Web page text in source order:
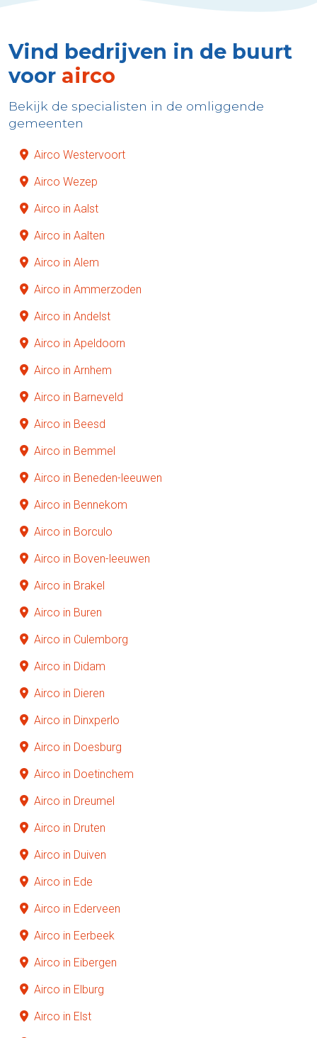
Vind bedrijven in de buurt
voor airco
Bekijk de specialisten in de omliggende
gemeenten
Airco Westervoort
Airco Wezep
Airco in Aalst
Airco in Aalten
Airco in Alem
Airco in Ammerzoden
Airco in Andelst
Airco in Apeldoorn
Airco in Arnhem
Airco in Barneveld
Airco in Beesd
Airco in Bemmel
Airco in Beneden-leeuwen
Airco in Bennekom
Airco in Borculo
Airco in Boven-leeuwen
Airco in Brakel
Airco in Buren
Airco in Culemborg
Airco in Didam
Airco in Dieren
Airco in Dinxperlo
Airco in Doesburg
Airco in Doetinchem
Airco in Dreumel
Airco in Druten
Airco in Duiven
Airco in Ede
Airco in Ederveen
Airco in Eerbeek
Airco in Eibergen
Airco in Elburg
Airco in Elst